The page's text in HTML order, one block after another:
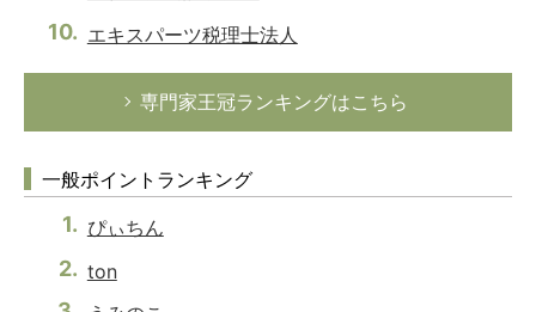
エキスパーツ税理士法人
専門家王冠ランキングはこちら
一般ポイントランキング
ぴぃちん
ton